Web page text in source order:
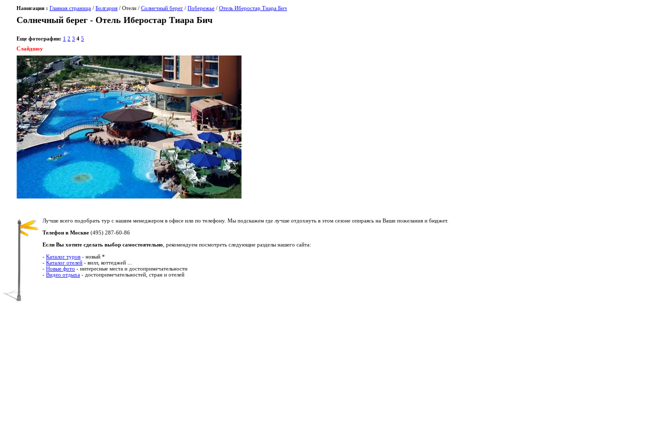
Навигация : Главная страница / Болгария / Отели / Солнечный берег / Побережье / Отель Иберостар Тиара Бич
Солнечный берег - Отель Иберостар Тиара Бич
Еще фотографии: 1 2 3 4 5
Слайдшоу
Лучше всего подобрать тур с нашим менеджером в офисе или по телефону. Мы подскажем где лучше отдохнуть в этом сезоне опираясь на Ваши пожелания и бюджет.
Телефон в Москве (495) 287-60-86
Если Вы хотите сделать выбор самостоятельно , рекомендуем посмотреть следующие разделы нашего сайта:
- Каталог туров - новый *
- Каталог отелей - вилл, коттеджей ...
- Новые фото - интересные места и достопримечательности
- Видео отдыха - достопримечательностей, стран и отелей